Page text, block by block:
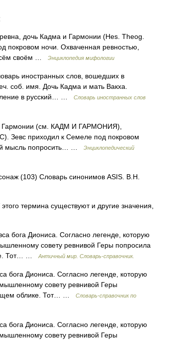
дочь Кадма и Гармонии (Hes. Theog.
покровом ночи. Охваченная ревностью,
своём …
Энциклопедия мифологии
иностранных слов, вошедших в
соб. имя. Дочь Кадма и мать Вакха.
в русский… …
Словарь иностранных слов
Гармонии (см. КАДМ И ГАРМОНИЯ),
Зевс приходил к Семеле под покровом
мысль попросить… …
Энциклопедический
(103) Словарь синонимов ASIS. В.Н.
термина существуют и другие значения,
бога Диониса. Согласно легенде, которую
совету ревнивой Геры попросила
Тот… …
Античный мир. Словарь-справочник.
бога Диониса. Согласно легенде, которую
совету ревнивой Геры
облике. Тот… …
Cловарь-справочник по
бога Диониса. Согласно легенде, которую
совету ревнивой Геры